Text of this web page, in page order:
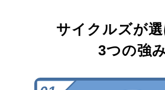
サイクルズが
3つの強